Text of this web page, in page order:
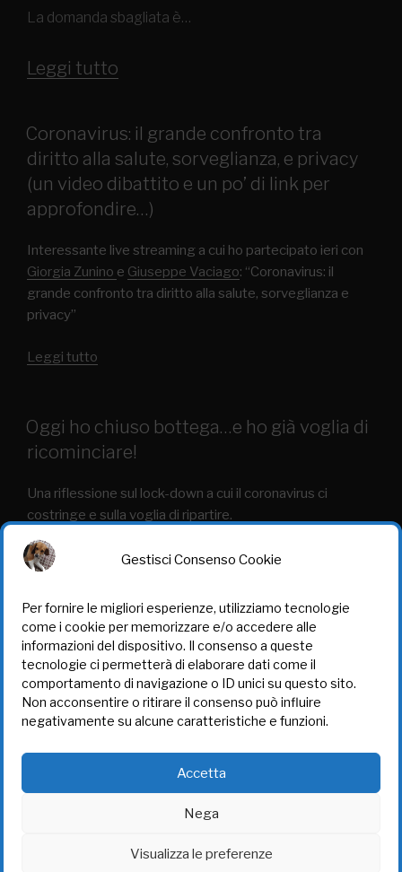
Gestisci Consenso Cookie
Per fornire le migliori esperienze, utilizziamo tecnologie
come i cookie per memorizzare e/o accedere alle
informazioni del dispositivo. Il consenso a queste
tecnologie ci permetterà di elaborare dati come il
comportamento di navigazione o ID unici su questo sito.
Non acconsentire o ritirare il consenso può influire
negativamente su alcune caratteristiche e funzioni.
Accetta
Nega
Visualizza le preferenze
La domanda sbagliata è…
Leggi tutto
Coronavirus: il grande confronto tra
diritto alla salute, sorveglianza, e privacy
(un video dibattito e un po’ di link per
approfondire…)
Interessante live streaming a cui ho partecipato ieri con
Giorgia Zunino e Giuseppe Vaciago: “Coronavirus: il
grande confronto tra diritto alla salute, sorveglianza e
privacy”
Leggi tutto
Oggi ho chiuso bottega…e ho già voglia di
ricominciare!
Una riflessione sul lock-down a cui il coronavirus ci
costringe e sulla voglia di ripartire.
Leggi tutto
TUTELA DEI DATI
Cookie Policy (UE)
Informativa sulla privacy